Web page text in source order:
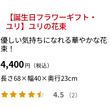
【誕生日フラワーギフト・
ユリ】ユリの花束
優しい気持ちになれる華やかな花
束！
4,400 円（税込）
長さ68×幅40×奥行23cm
4.5 （2）